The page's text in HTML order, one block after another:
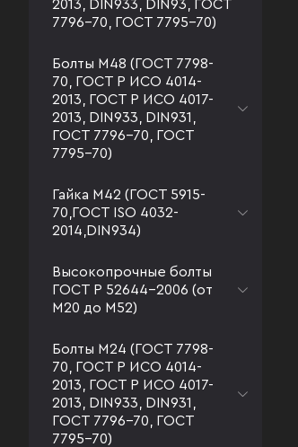
2013, DIN933, DIN93, ГОСТ
7796-70, ГОСТ 7795-70)
Болты М48 (ГОСТ 7798-
70, ГОСТ Р ИСО 4014-
2013, ГОСТ Р ИСО 4017-
2013, DIN933, DIN931,
ГОСТ 7796-70, ГОСТ
7795-70)
Гайка М42 (ГОСТ 5915-
70,ГОСТ ISO 4032-
2014,DIN934)
Высокопрочные болты
ГОСТ Р 52644-2006 (от
М20 до М52)
Болты М24 (ГОСТ 7798-
70, ГОСТ Р ИСО 4014-
2013, ГОСТ Р ИСО 4017-
2013, DIN933, DIN931,
ГОСТ 7796-70, ГОСТ
7795-70)
полная резьба ГОСТ 7798-
70 ТД40
под заказ
399,00 Р